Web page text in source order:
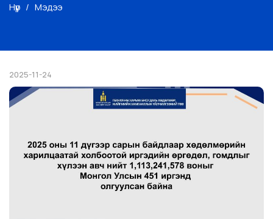
Нүүр Мэдээ
2025-11-24